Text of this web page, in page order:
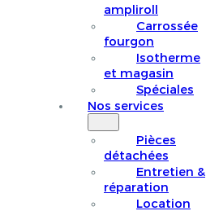
ampliroll
Carrossée
fourgon
Isotherme
et magasin
Spéciales
Nos services
Pièces
détachées
Entretien &
réparation
Location